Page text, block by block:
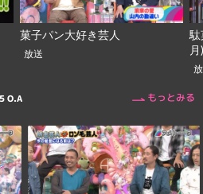
菓子パン大好き芸人
放送
駄
月
O.A もっとみる